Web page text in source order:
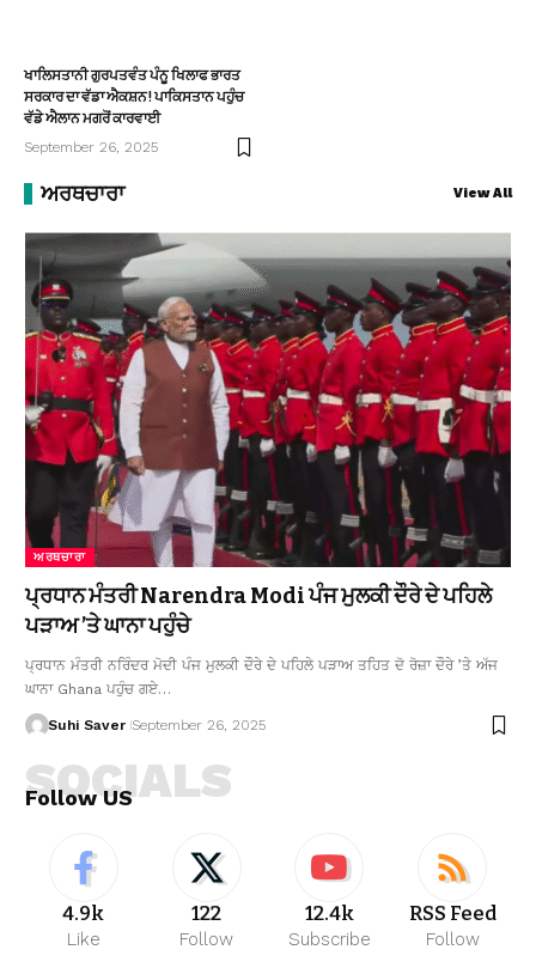
ਖਾਲਿਸਤਾਨੀ ਗੁਰਪਤਵੰਤ ਪੰਨੂ ਖਿਲਾਫ ਭਾਰਤ
ਸਰਕਾਰ ਦਾ ਵੱਡਾ ਐਕਸ਼ਨ! ਪਾਕਿਸਤਾਨ ਪਹੁੰਚ
ਵੱਡੇ ਐਲਾਨ ਮਗਰੋਂ ਕਾਰਵਾਈ
September 26, 2025
ਅਰਥਚਾਰਾ View All
ਅਰਥਚਾਰਾ
ਪ੍ਰਧਾਨ ਮੰਤਰੀ Narendra Modi ਪੰਜ ਮੁਲਕੀ ਦੌਰੇ ਦੇ ਪਹਿਲੇ
ਪੜਾਅ ’ਤੇ ਘਾਨਾ ਪਹੁੰਚੇ
ਪ੍ਰਧਾਨ ਮੰਤਰੀ ਨਰਿੰਦਰ ਮੋਦੀ ਪੰਜ ਮੁਲਕੀ ਦੌਰੇ ਦੇ ਪਹਿਲੇ ਪੜਾਅ ਤਹਿਤ ਦੋ ਰੋਜ਼ਾ ਦੌਰੇ ’ਤੇ ਅੱਜ
ਘਾਨਾ Ghana ਪਹੁੰਚ ਗਏ…
Suhi Saver September 26, 2025
Follow US
SOCIALS
4.9k
Like
122
Follow
12.4k
Subscribe
RSS Feed
Follow